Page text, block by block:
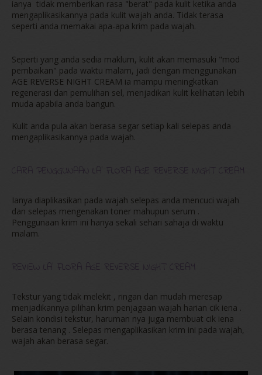
ianya tidak memberikan rasa "berat" pada kulit ketika anda
mengaplikasikannya pada kulit wajah anda. Tidak terasa
seperti anda memakai apa-apa krim pada wajah.
Seperti yang anda sedia maklum, kulit akan memasuki "mod
pembaikan" pada waktu malam, jadi dengan menggunakan
AGE REVERSE NIGHT CREAM ia mampu meningkatkan
regenerasi dan pemulihan sel, menjadikan kulit kelihatan lebih
muda apabila anda bangun.
Kulit anda pula akan berasa segar setiap kali selepas anda
mengaplikasikannya pada wajah.
CARA PENGGUNAAN LA' FLORA AGE REVERSE NIGHT CREAM
Ianya diaplikasikan pada wajah selepas anda mencuci wajah
dan selepas mengenakan toner mahupun serum .
Penggunaan krim ini hanya sekali sehari sahaja di waktu
malam.
REVIEW LA' FLORA AGE REVERSE NIGHT CREAM
Tekstur yang tidak melekit , ringan dan mudah meresap
menjadikannya pilihan krim penjagaan wajah harian cik iena .
Selain kondisi tekstur, haruman nya juga membuat cik iena
berasa tenang . Selepas mengaplikasikan krim ini pada wajah,
wajah akan berasa segar.